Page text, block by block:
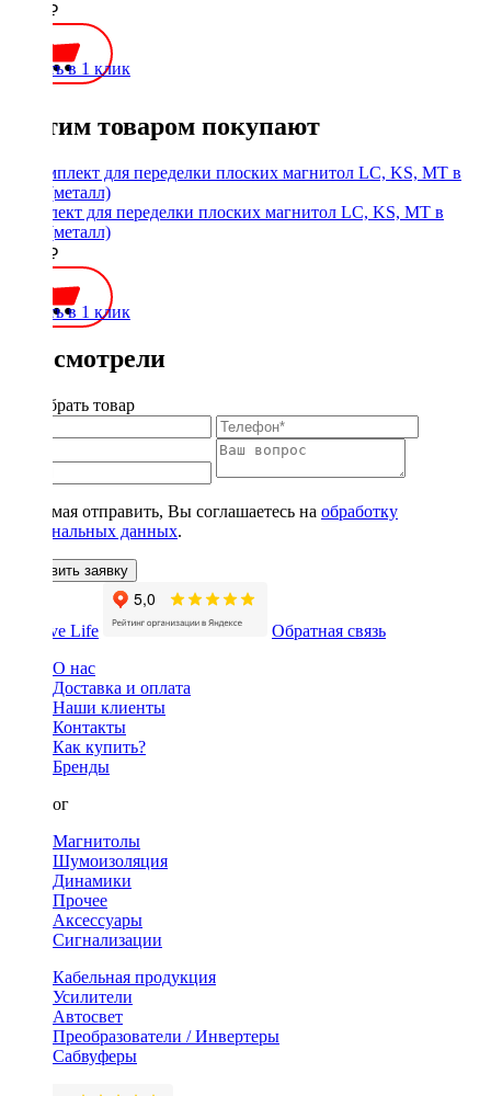
2800 ₽
Купить в 1 клик
С этим товаром покупают
Комплект для переделки плоских магнитол LC, KS, MT в
1Din (металл)
1900 ₽
Купить в 1 клик
Вы смотрели
Подобрать товар
Нажимая отправить, Вы соглашаетесь на обработку
персональных данных.
Оставить заявку
Обратная связь
О нас
Доставка и оплата
Наши клиенты
Контакты
Как купить?
Бренды
Каталог
Магнитолы
Шумоизоляция
Динамики
Прочее
Аксессуары
Сигнализации
Кабельная продукция
Усилители
Автосвет
Преобразователи / Инвертеры
Сабвуферы